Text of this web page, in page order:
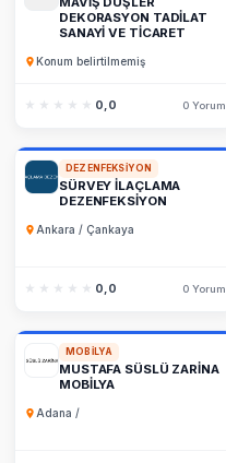
DEKORASYON TADİLAT
SANAYİ VE TİCARET
Konum belirtilmemiş
★★★★★
★★★★★ 0,0 0 Yorum
DEZENFEKSIYON
SÜRVEY İLAÇLAMA
DEZENFEKSİYON
Ankara / Çankaya
★★★★★
★★★★★ 0,0 0 Yorum
MOBILYA
MUSTAFA SÜSLÜ ZARİNA
MOBİLYA
Adana /